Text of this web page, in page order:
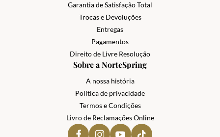
Garantia de Satisfação Total
Trocas e Devoluções
Entregas
Pagamentos
Direito de Livre Resolução
Sobre a NorteSpring
A nossa história
Política de privacidade
Termos e Condições
Livro de Reclamações Online